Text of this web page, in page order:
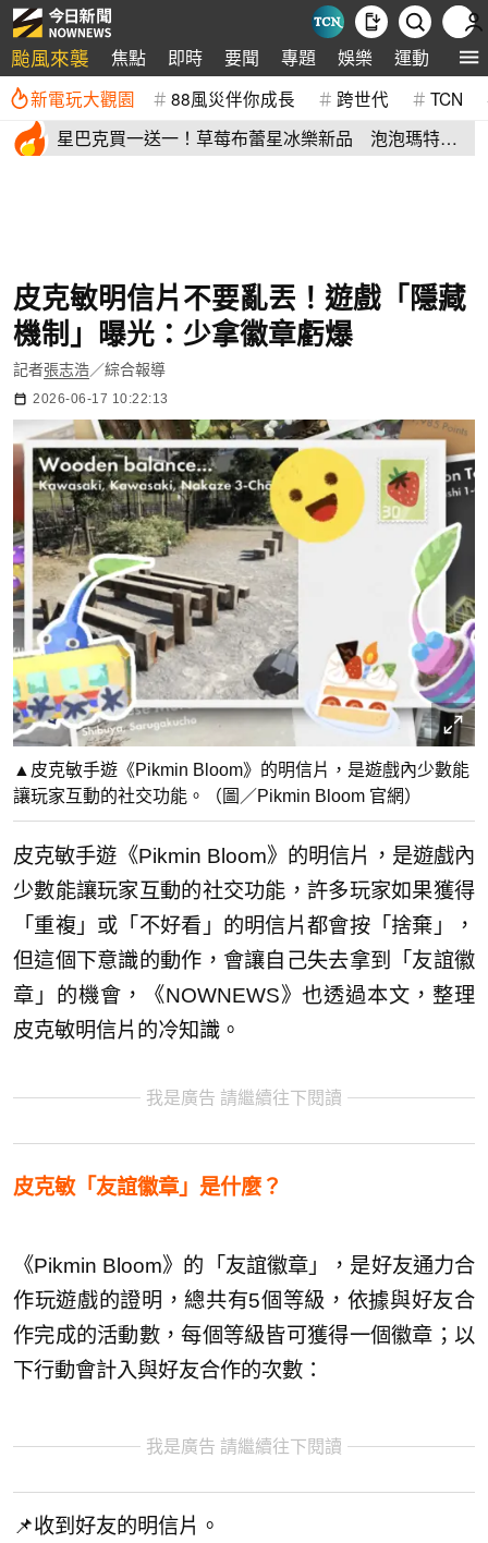
颱風來襲 焦點 即時 要聞 專題 娛樂 運動 全球
新電玩大觀園 88風災伴你成長 跨世代 TCN
星巴克買一送一！草莓布蕾星冰樂新品 泡泡瑪特
皮克敏明信片不要亂丟！遊戲「隱藏
機制」曝光：少拿徽章虧爆
記者張志浩／綜合報導
2026-06-17 10:22:13
▲皮克敏手遊《Pikmin Bloom》的明信片，是遊戲內少數能
讓玩家互動的社交功能。（圖／Pikmin Bloom 官網）
皮克敏手遊《Pikmin Bloom》的明信片，是遊戲內
少數能讓玩家互動的社交功能，許多玩家如果獲得
「重複」或「不好看」的明信片都會按「捨棄」，
但這個下意識的動作，會讓自己失去拿到「友誼徽
章」的機會，《NOWNEWS》也透過本文，整理
皮克敏明信片的冷知識。
我是廣告 請繼續往下閱讀
皮克敏「友誼徽章」是什麼？
《Pikmin Bloom》的「友誼徽章」，是好友通力合
作玩遊戲的證明，總共有5個等級，依據與好友合
作完成的活動數，每個等級皆可獲得一個徽章；以
下行動會計入與好友合作的次數：
我是廣告 請繼續往下閱讀
📌收到好友的明信片。